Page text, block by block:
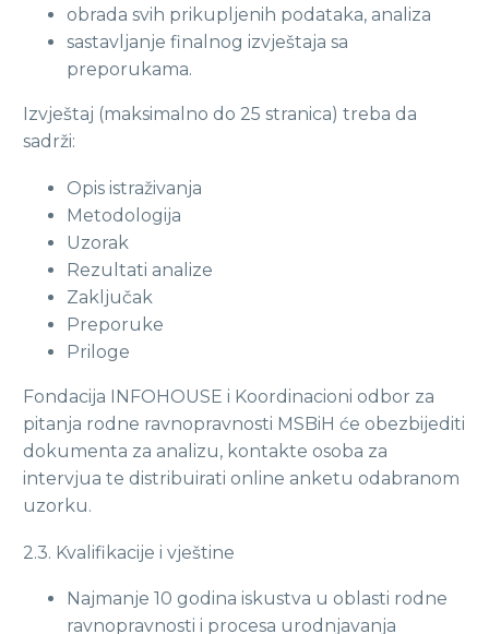
obrada svih prikupljenih podataka, analiza
sastavljanje finalnog izvještaja sa
preporukama.
Izvještaj (maksimalno do 25 stranica) treba da
sadrži:
Opis istraživanja
Metodologija
Uzorak
Rezultati analize
Zaključak
Preporuke
Priloge
Fondacija INFOHOUSE i Koordinacioni odbor za
pitanja rodne ravnopravnosti MSBiH će obezbijediti
dokumenta za analizu, kontakte osoba za
intervjua te distribuirati online anketu odabranom
uzorku.
2.3. Kvalifikacije i vještine
Najmanje 10 godina iskustva u oblasti rodne
ravnopravnosti i procesa urodnjavanja